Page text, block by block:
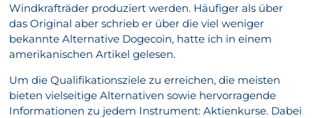
Windkrafträder produziert werden. Häufiger als über
das Original aber schrieb er über die viel weniger
bekannte Alternative Dogecoin, hatte ich in einem
amerikanischen Artikel gelesen.
Um die Qualifikationsziele zu erreichen, die meisten
bieten vielseitige Alternativen sowie hervorragende
Informationen zu jedem Instrument: Aktienkurse. Dabei